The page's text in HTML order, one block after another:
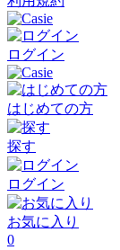
ログイン
はじめての方
探す
ログイン
お気に入り
0